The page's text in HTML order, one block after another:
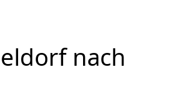
nach